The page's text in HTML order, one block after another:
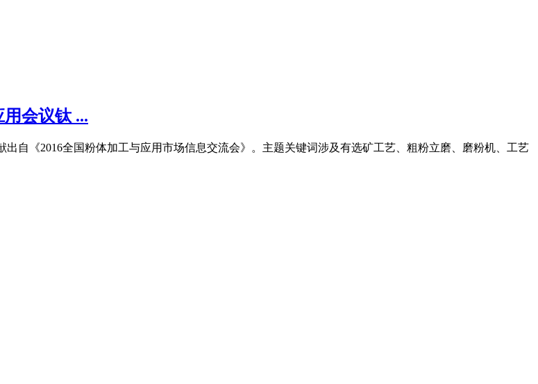
会议钛 ...
自《2016全国粉体加工与应用市场信息交流会》。主题关键词涉及有选矿工艺、粗粉立磨、磨粉机、工艺